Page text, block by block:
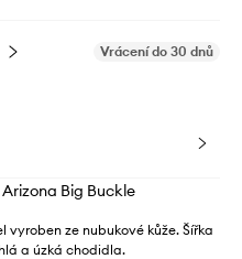
Vrácení do 30 dnů
Big Buckle
vyroben ze nubukové kůže. Šířka
a úzká chodidla.